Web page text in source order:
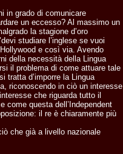
in grado di comunicare
un eccesso? Al massimo un
la stagione d’oro
studiare l’inglese se vuoi
e così via. Avendo
della necessità della Lingua
il problema di come attuare tale
tratta d’imporre la Lingua
riconoscendo in ciò un interesse
che riguarda tutto il
come questa dell’Independent
il re è chiaramente più
che già a livello nazionale